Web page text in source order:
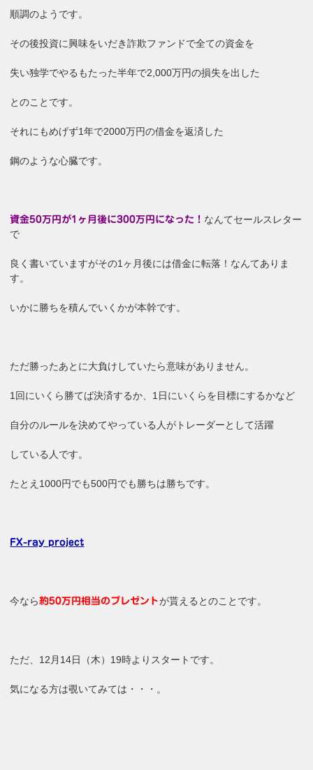
順調のようです。
その後投資に興味をいだき詐欺ファンドで全ての資金を
失い独学でやるもたった半年で2,000万円の損失を出した
とのことです。
それにもめげず1年で2000万円の借金を返済した
鋼のような心臓です。
資金50万円が1ヶ月後に300万円になった！ なんてセールスレター
で
良く書いていますがその1ヶ月後には借金に転落！なんてありま
す。
いかに勝ちを積んでいくかが本幹です。
ただ勝ったあとに大負けしていたら意味がありません。
1回にいくら勝てば決済するか、1日にいくらを目標にするかなど
自分のルールを決めてやっている人がトレーダーとして活躍
している人です。
たとえ1000円でも500円でも勝ちは勝ちです。
FX-ray project
今なら約50万円相当のプレゼントが貰えるとのことです。
ただ、12月14日（木）19時よりスタートです。
気になる方は覗いてみては・・・。